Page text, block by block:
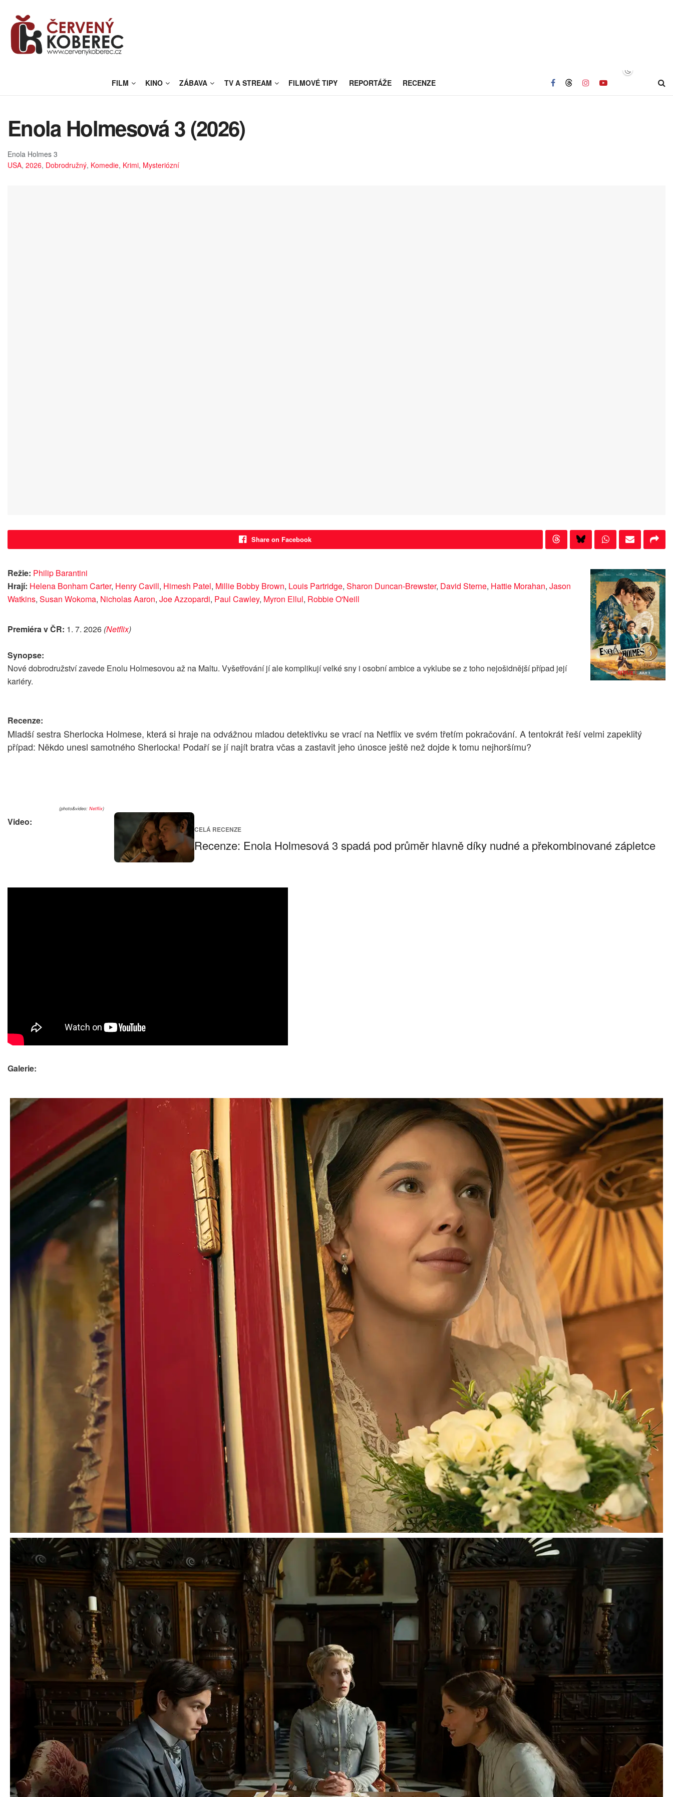
FILM KINO ZÁBAVA TV A STREAM FILMOVÉ TIPY REPORTÁŽE RECENZE
Enola Holmesová 3 (2026)
Enola Holmes 3
USA, 2026, Dobrodružný, Komedie, Krimi, Mysteriózní
Share on Facebook
Režie: Philip Barantini
Hrají: Helena Bonham Carter, Henry Cavill, Himesh Patel, Millie Bobby Brown, Louis Partridge, Sharon Duncan-Brewster, David Sterne, Hattie Morahan, Jason
Watkins, Susan Wokoma, Nicholas Aaron, Joe Azzopardi, Paul Cawley, Myron Ellul, Robbie O'Neill
Premiéra v ČR: 1. 7. 2026 (Netflix)
Synopse:
Nové dobrodružství zavede Enolu Holmesovou až na Maltu. Vyšetřování jí ale komplikují velké sny i osobní ambice a vyklube se z toho nejošidnější případ její
kariéry.
Recenze:
Mladší sestra Sherlocka Holmese, která si hraje na odvážnou mladou detektivku se vrací na Netflix ve svém třetím pokračování. A tentokrát řeší velmi zapeklitý
případ: Někdo unesl samotného Sherlocka! Podaří se jí najít bratra včas a zastavit jeho únosce ještě než dojde k tomu nejhoršímu?
CELÁ RECENZE
Recenze: Enola Holmesová 3 spadá pod průměr hlavně díky nudné a překombinované zápletce
(photo&video: Netflix)
Video:
Galerie: